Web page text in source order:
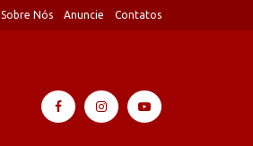
Sobre Nós Anuncie Contatos